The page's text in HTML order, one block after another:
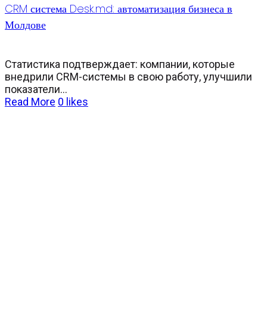
CRM система Desk.md: автоматизация бизнеса в
Молдове
Статистика подтверждает: компании, которые
внедрили CRM-системы в свою работу, улучшили
показатели...
Read More 0 likes